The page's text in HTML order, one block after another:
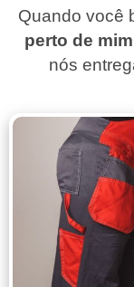
Quando você
perto de
nós